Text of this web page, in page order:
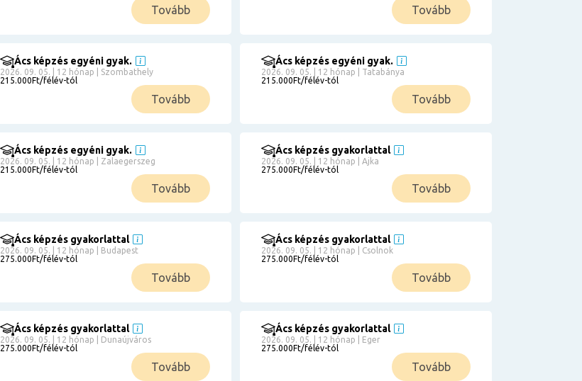
Tovább Tovább
Ács képzés egyéni gyak.
2026. 09. 05. | 12 hónap | Szombathely
215.000Ft/félév-tól
Tovább
Ács képzés egyéni gyak.
2026. 09. 05. | 12 hónap | Tatabánya
215.000Ft/félév-tól
Tovább
Ács képzés egyéni gyak.
2026. 09. 05. | 12 hónap | Zalaegerszeg
215.000Ft/félév-tól
Tovább
Ács képzés gyakorlattal
2026. 09. 05. | 12 hónap | Ajka
275.000Ft/félév-tól
Tovább
Ács képzés gyakorlattal
2026. 09. 05. | 12 hónap | Budapest
275.000Ft/félév-tól
Tovább
Ács képzés gyakorlattal
2026. 09. 05. | 12 hónap | Csolnok
275.000Ft/félév-tól
Tovább
Ács képzés gyakorlattal
2026. 09. 05. | 12 hónap | Dunaújváros
275.000Ft/félév-tól
Tovább
Ács képzés gyakorlattal
2026. 09. 05. | 12 hónap | Eger
275.000Ft/félév-tól
Tovább